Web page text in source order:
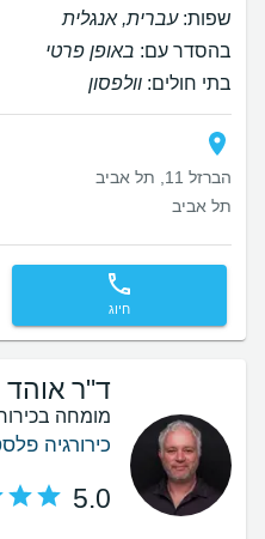
שפות:עברית, אנגלית
בהסדר עם: באופן פרטי
בתי חולים: וולפסון
הברזל 11, תל אביב
תל אביב
חיוג
ד"ר אוהד
מומחה
כירורגיה
5.0